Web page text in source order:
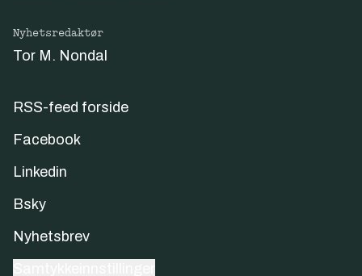
Nyhetsredaktør
Tor M. Nondal
RSS-feed forside
Facebook
Linkedin
Bsky
Nyhetsbrev